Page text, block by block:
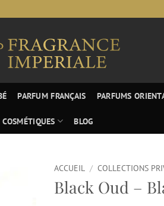
PARFUM FRANÇAIS PARFUMS
COSMÉTIQUES BLOG
ACCUEIL / COLLECTIONS
Black Oud –